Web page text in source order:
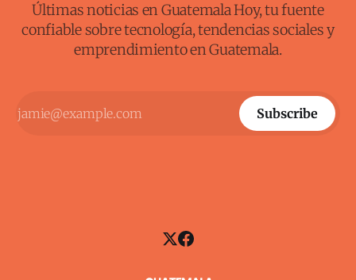
Últimas noticias en Guatemala Hoy, tu fuente
confiable sobre tecnología, tendencias sociales y
emprendimiento en Guatemala.
Subscribe